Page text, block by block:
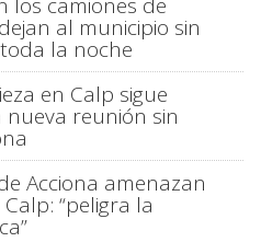
al municipio sin
la noche
en Calp sigue
reunión sin
Acciona amenazan
“peligra la